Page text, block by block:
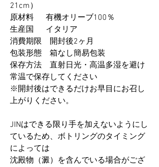
21cm）
原材料 有機オリーブ100％
生産国 イタリア
消費期限 開封後2ヶ月
包装形態 箱なし簡易包装
保存方法 直射日光・高温多湿を避け
常温で保存してください
※開封後はできるだけお早目にお召し
上がりください。
JINはできる限り手を加えないようにし
ているため、ボトリングのタイミング
によっては
沈殿物（澱）を含んでいる場合がござ